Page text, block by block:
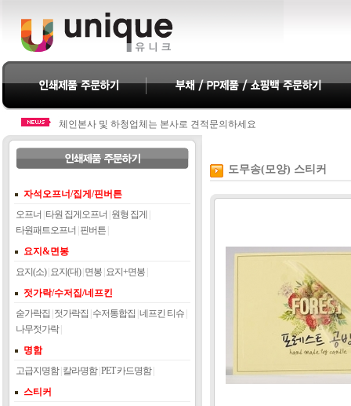
체인본사 및 하청업체는 본사로 견적문의하세요
체인본사 및 하청업체는 본사로 견적문의하세요
자석오프너/집게/핀버튼
오프너 타원 집게오프너 원형 집게
타원패트오프너 핀버튼
요지&면봉
요지(소)| 요지(대)| 면봉 요지+면봉
젓가락/수저집/네프킨
숟가락집 젓가락집 수저통합집 네프킨 티슈
나무젓가락|
명함
고급지명함| 칼라명함| PET 카드명함|
스티커
도무송(모양) 스티커